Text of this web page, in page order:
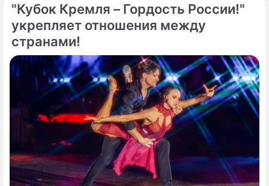
"Кубок Кремля – Гордость России!"
укрепляет отношения между
странами!